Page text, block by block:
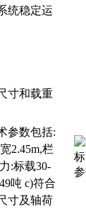
统稳定运
寸和载重
参数包括:
2.45m,栏
:标载30-
吨 c)符合
寸及轴荷